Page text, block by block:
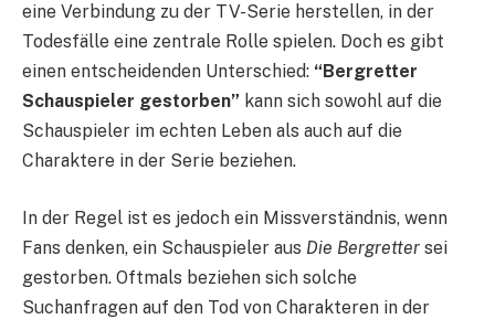
eine Verbindung zu der TV-Serie herstellen, in der
Todesfälle eine zentrale Rolle spielen. Doch es gibt
einen entscheidenden Unterschied: “Bergretter
Schauspieler gestorben” kann sich sowohl auf die
Schauspieler im echten Leben als auch auf die
Charaktere in der Serie beziehen.
In der Regel ist es jedoch ein Missverständnis, wenn
Fans denken, ein Schauspieler aus Die Bergretter sei
gestorben. Oftmals beziehen sich solche
Suchanfragen auf den Tod von Charakteren in der